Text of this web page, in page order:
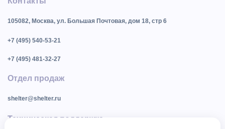
105082, Москва, ул. Большая Почтовая, дом 18, стр 6
+7 (495) 540-53-21
+7 (495) 481-32-27
Отдел продаж
shelter@shelter.ru
Техническая поддержка